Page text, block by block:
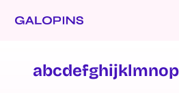
abcdefghijklmnop